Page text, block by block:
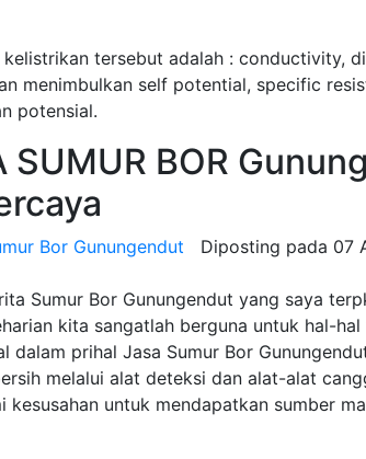
tersebut adalah : conductivity,
menimbulkan self potential, specific
potensial.
SUMUR BOR
Bor Gunungendut Diposting pada 07
Sumur Bor Gunungendut yang saya
kita sangatlah berguna untuk hal-
dalam prihal Jasa Sumur Bor
melalui alat deteksi dan alat-alat
kesusahan untuk mendapatkan sumber